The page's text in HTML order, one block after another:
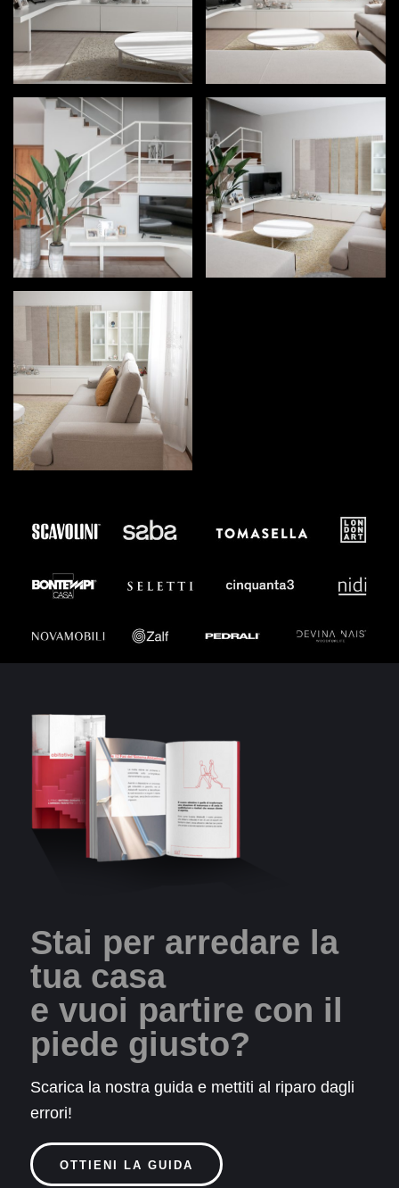
Stai per arredare la
tua casa
e vuoi partire con il
piede giusto?
Scarica la nostra guida e mettiti al riparo dagli
errori!
OTTIENI LA GUIDA